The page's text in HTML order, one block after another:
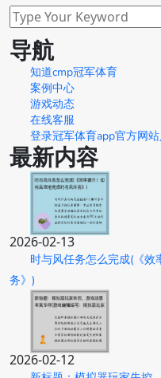
导航
知道cmp冠军体育
案例中心
游戏动态
在线客服
登录冠军体育app官方网站
最新内容
2026-02-13
时与风任务怎么完成(《
务》)
2026-02-12